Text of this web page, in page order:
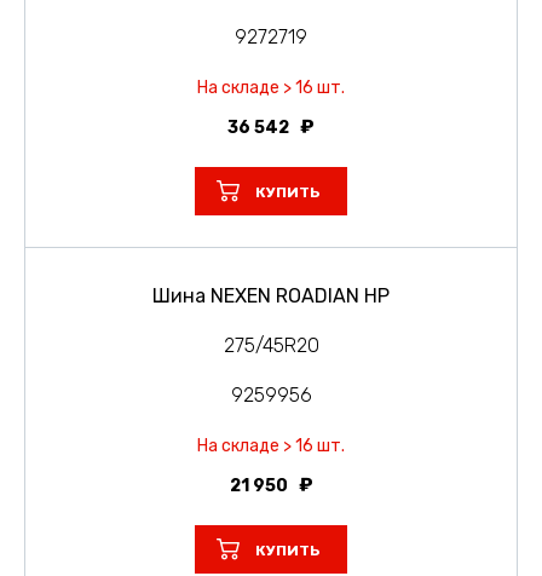
9272719
На складе > 16 шт.
36 542
КУПИТЬ
Шина NEXEN ROADIAN HP
275/45R20
9259956
На складе > 16 шт.
21 950
КУПИТЬ